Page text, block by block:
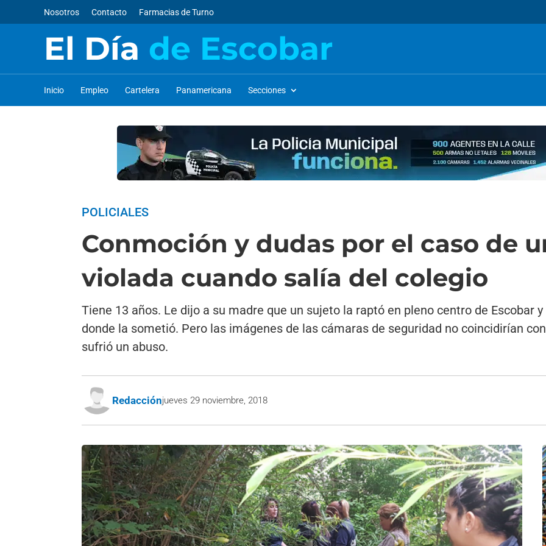
Nosotros Contacto Farmacias de Turno
El Día de Escobar
Inicio Empleo Cartelera Panamericana Secciones
POLICIALES
Conmoción y dudas por el caso de
violada cuando salía del colegio
Tiene 13 años. Le dijo a su madre que un sujeto la raptó en pleno centro de Escobar
donde la sometió. Pero las imágenes de las cámaras de seguridad no coincidirían
sufrió un abuso.
Redacciónjueves 29 noviembre, 2018